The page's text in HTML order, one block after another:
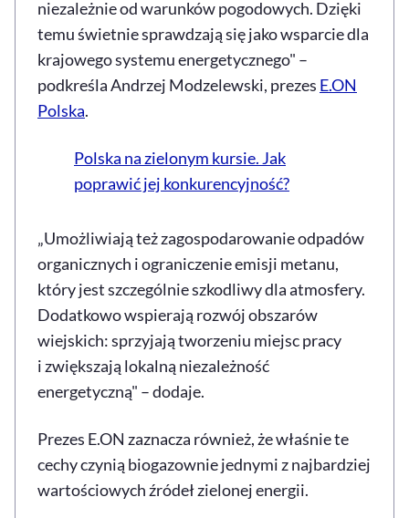
niezależnie od warunków pogodowych. Dzięki
temu świetnie sprawdzają się jako wsparcie dla
krajowego systemu energetycznego" –
podkreśla Andrzej Modzelewski, prezes E.ON
Polska.
Polska na zielonym kursie. Jak
poprawić jej konkurencyjność?
„Umożliwiają też zagospodarowanie odpadów
organicznych i ograniczenie emisji metanu,
który jest szczególnie szkodliwy dla atmosfery.
Dodatkowo wspierają rozwój obszarów
wiejskich: sprzyjają tworzeniu miejsc pracy
i zwiększają lokalną niezależność
energetyczną" – dodaje.
Prezes E.ON zaznacza również, że właśnie te
cechy czynią biogazownie jednymi z najbardziej
wartościowych źródeł zielonej energii.